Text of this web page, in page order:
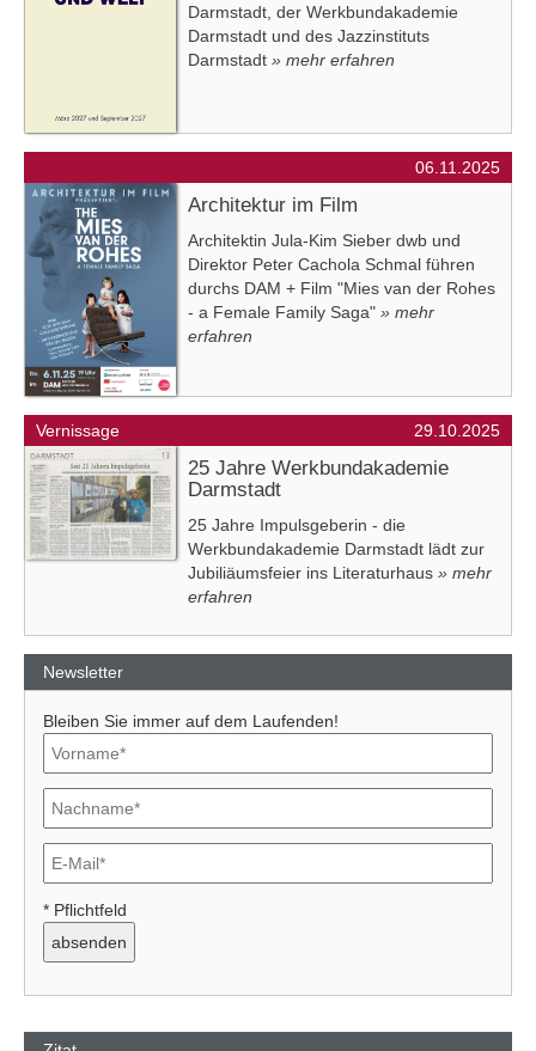
Darmstadt, der Werkbundakademie
Darmstadt und des Jazzinstituts
Darmstadt » mehr erfahren
06.11.2025
Architektur im Film
Architektin Jula-Kim Sieber dwb und
Direktor Peter Cachola Schmal führen
durchs DAM + Film "Mies van der Rohes
- a Female Family Saga" » mehr
erfahren
Vernissage 29.10.2025
25 Jahre Werkbundakademie
Darmstadt
25 Jahre Impulsgeberin - die
Werkbundakademie Darmstadt lädt zur
Jubiliäumsfeier ins Literaturhaus » mehr
erfahren
Newsletter
Bleiben Sie immer auf dem Laufenden!
* Pflichtfeld